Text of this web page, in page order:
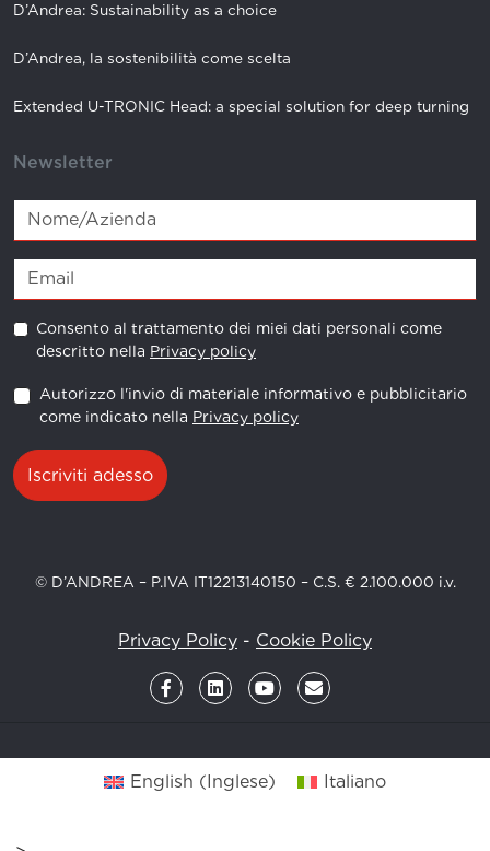
D’Andrea: Sustainability as a choice
D’Andrea, la sostenibilità come scelta
Extended U-TRONIC Head: a special solution for deep turning
Newsletter
Consento al trattamento dei miei dati personali come
descritto nella Privacy policy
Autorizzo l'invio di materiale informativo e pubblicitario
come indicato nella Privacy policy
Iscriviti adesso
© D’ANDREA – P.IVA IT12213140150 – C.S. € 2.100.000 i.v.
Privacy Policy - Cookie Policy
English (Inglese) Italiano